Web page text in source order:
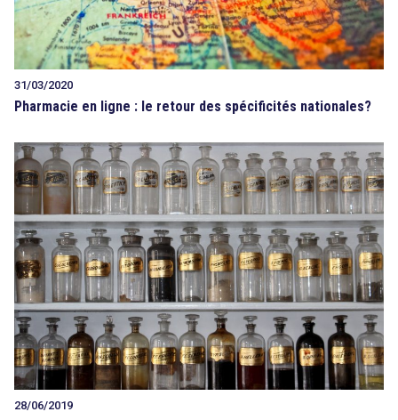
31/03/2020
Pharmacie en ligne : le retour des spécificités nationales?
28/06/2019